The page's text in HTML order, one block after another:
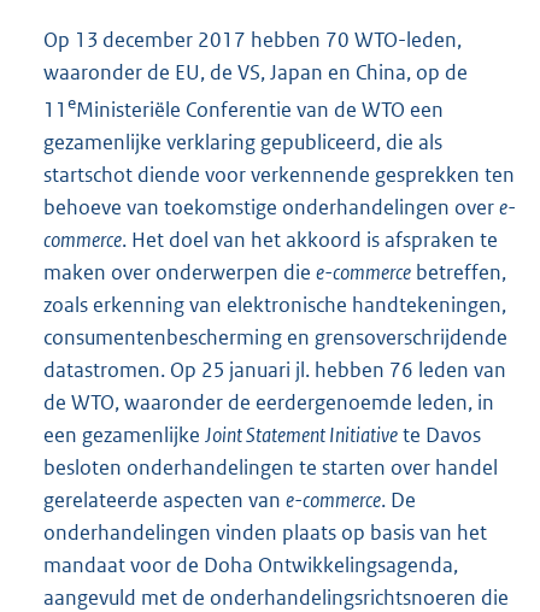
Op 13 december 2017 hebben 70 WTO-leden,
waaronder de EU, de VS, Japan en China, op de
11 eMinisteriële Conferentie van de WTO een
gezamenlijke verklaring gepubliceerd, die als
startschot diende voor verkennende gesprekken ten
behoeve van toekomstige onderhandelingen overe-
commerce. Het doel van het akkoord is afspraken te
maken over onderwerpen die e-commerce betreffen,
zoals erkenning van elektronische handtekeningen,
consumentenbescherming en grensoverschrijdende
datastromen. Op 25 januari jl. hebben 76 leden van
de WTO, waaronder de eerdergenoemde leden, in
een gezamenlijke Joint Statement Initiativete Davos
besloten onderhandelingen te starten over handel
gerelateerde aspecten van e-commerce. De
onderhandelingen vinden plaats op basis van het
mandaat voor de Doha Ontwikkelingsagenda,
aangevuld met de onderhandelingsrichtsnoeren die